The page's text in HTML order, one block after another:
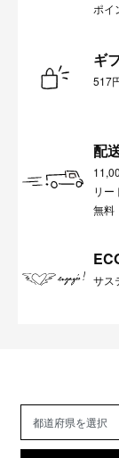
ポイ
ギ
517
配
リー
無料
サス